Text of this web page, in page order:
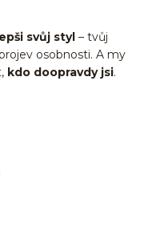
svůj styl – tvůj
osobnosti. A my
kdo doopravdy jsi.